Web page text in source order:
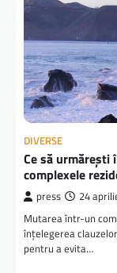
DIVERSE
Ce să
complexele
press 24
Mutarea într-un
înțelegerea
pentru a evita…